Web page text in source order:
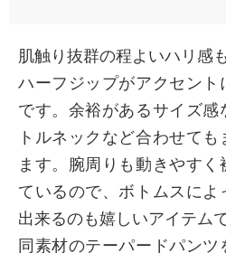
肌触り抜群の程よいハリ感
ハーフジップがアクセント
です。余裕があるサイズ
トルネックなど合わせて
ます。腕周りも動きやす
ているので、ボトムスに
出来るのも嬉しいアイテムで
同素材のテーパードパンツ